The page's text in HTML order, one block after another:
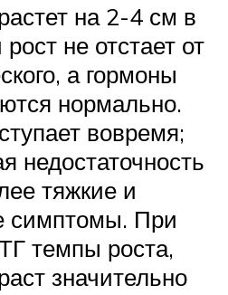
на 2-4 см в
не отстает от
а гормоны
нормально.
вовремя;
недостаточность
тяжкие и
симптомы. При
темпы роста,
значительно